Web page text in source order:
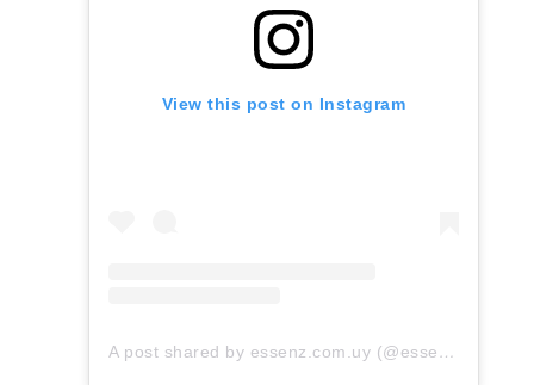
View this post on Instagram
A post shared by essenz.com.uy (@essenz.com.uy)